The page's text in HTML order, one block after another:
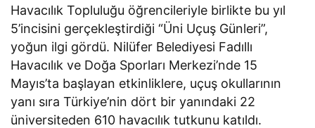
Havacılık Topluluğu öğrencileriyle birlikte bu yıl
5’incisini gerçekleştirdiği “Üni Uçuş Günleri”,
yoğun ilgi gördü. Nilüfer Belediyesi Fadıllı
Havacılık ve Doğa Sporları Merkezi’nde 15
Mayıs’ta başlayan etkinliklere, uçuş okullarının
yanı sıra Türkiye’nin dört bir yanındaki 22
üniversiteden 610 havacılık tutkunu katıldı.